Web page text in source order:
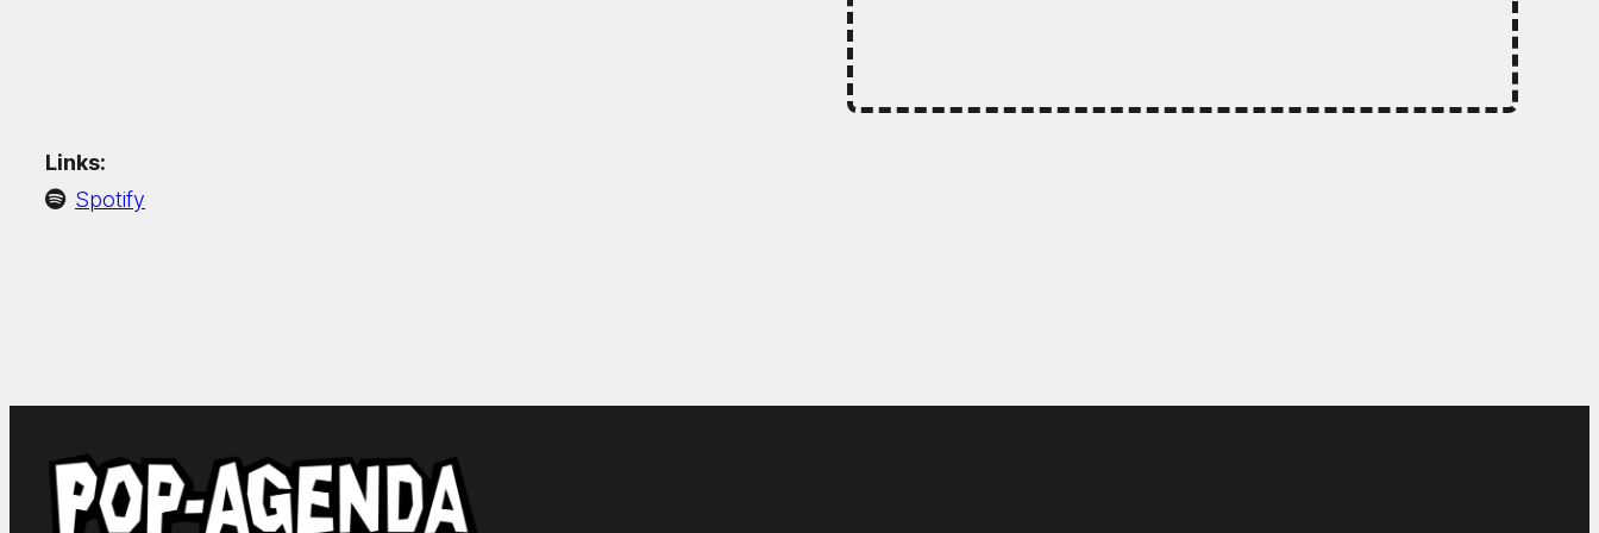
Links:
Spotify